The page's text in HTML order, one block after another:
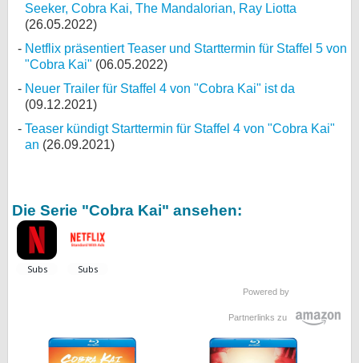
Seeker, Cobra Kai, The Mandalorian, Ray Liotta
(26.05.2022)
Netflix präsentiert Teaser und Starttermin für Staffel 5 von
"Cobra Kai" (06.05.2022)
Neuer Trailer für Staffel 4 von "Cobra Kai" ist da
(09.12.2021)
Teaser kündigt Starttermin für Staffel 4 von "Cobra Kai"
an (26.09.2021)
Die Serie "Cobra Kai" ansehen:
Powered by
Partnerlinks zu